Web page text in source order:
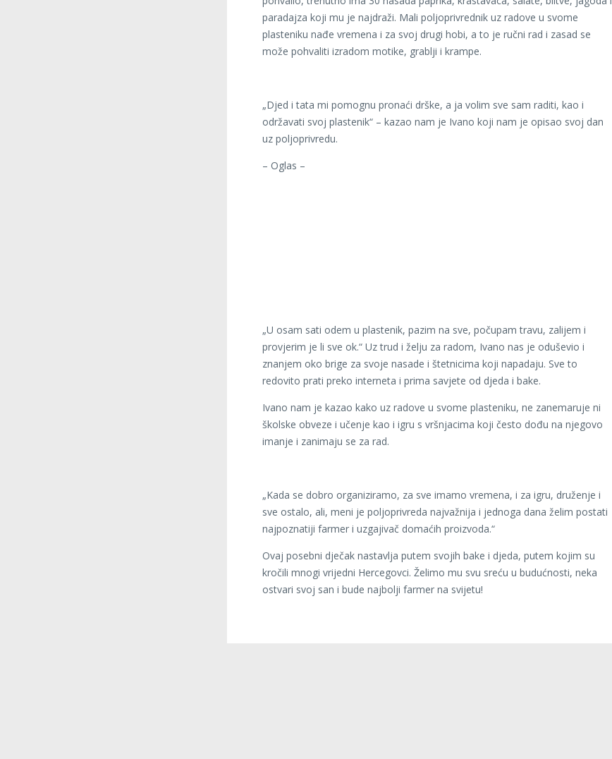
paradajza koji mu je najdraži. Mali poljoprivrednik uz radove u svome
plasteniku nađe vremena i za svoj drugi hobi, a to je ručni rad i zasad se
može pohvaliti izradom motike, grablji i krampe.
„Djed i tata mi pomognu pronaći drške, a ja volim sve sam raditi, kao i
održavati svoj plastenik“ – kazao nam je Ivano koji nam je opisao svoj dan
uz poljoprivredu.
– Oglas –
„U osam sati odem u plastenik, pazim na sve, počupam travu, zalijem i
provjerim je li sve ok.“ Uz trud i želju za radom, Ivano nas je oduševio i
znanjem oko brige za svoje nasade i štetnicima koji napadaju. Sve to
redovito prati preko interneta i prima savjete od djeda i bake.
Ivano nam je kazao kako uz radove u svome plasteniku, ne zanemaruje ni
školske obveze i učenje kao i igru s vršnjacima koji često dođu na njegovo
imanje i zanimaju se za rad.
„Kada se dobro organiziramo, za sve imamo vremena, i za igru, druženje i
sve ostalo, ali, meni je poljoprivreda najvažnija i jednoga dana želim postati
najpoznatiji farmer i uzgajivač domaćih proizvoda.“
Ovaj posebni dječak nastavlja putem svojih bake i djeda, putem kojim su
kročili mnogi vrijedni Hercegovci. Želimo mu svu sreću u budućnosti, neka
ostvari svoj san i bude najbolji farmer na svijetu!